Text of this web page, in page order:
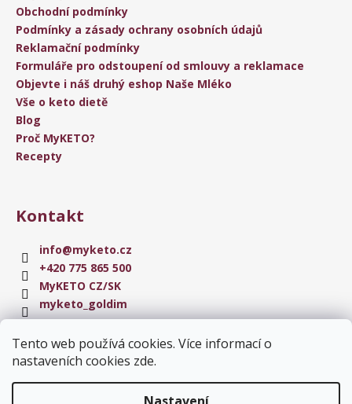
Tento web používá cookies. Více informací o
nastaveních cookies zde.
Obchodní podmínky
Podmínky a zásady ochrany osobních údajů
Reklamační podmínky
Formuláře pro odstoupení od smlouvy a reklamace
Objevte i náš druhý eshop Naše Mléko
Vše o keto dietě
Blog
Proč MyKETO?
Recepty
Kontakt
info@myketo.cz
+420 775 865 500
MyKETO CZ/SK
myketo_goldim
Instagram